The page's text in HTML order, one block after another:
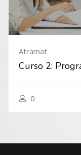
Atramat
Curso 2:
0